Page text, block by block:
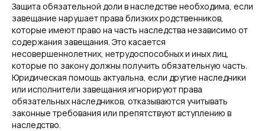
Защита обязательной доли в наследстве необходима, если
завещание нарушает права близких родственников,
которые имеют право на часть наследства независимо от
содержания завещания. Это касается
несовершеннолетних, нетрудоспособных и иных лиц,
которые по закону должны получить обязательную часть.
Юридическая помощь актуальна, если другие наследники
или исполнители завещания игнорируют права
обязательных наследников, отказываются учитывать
законные требования или препятствуют вступлению в
наследство.